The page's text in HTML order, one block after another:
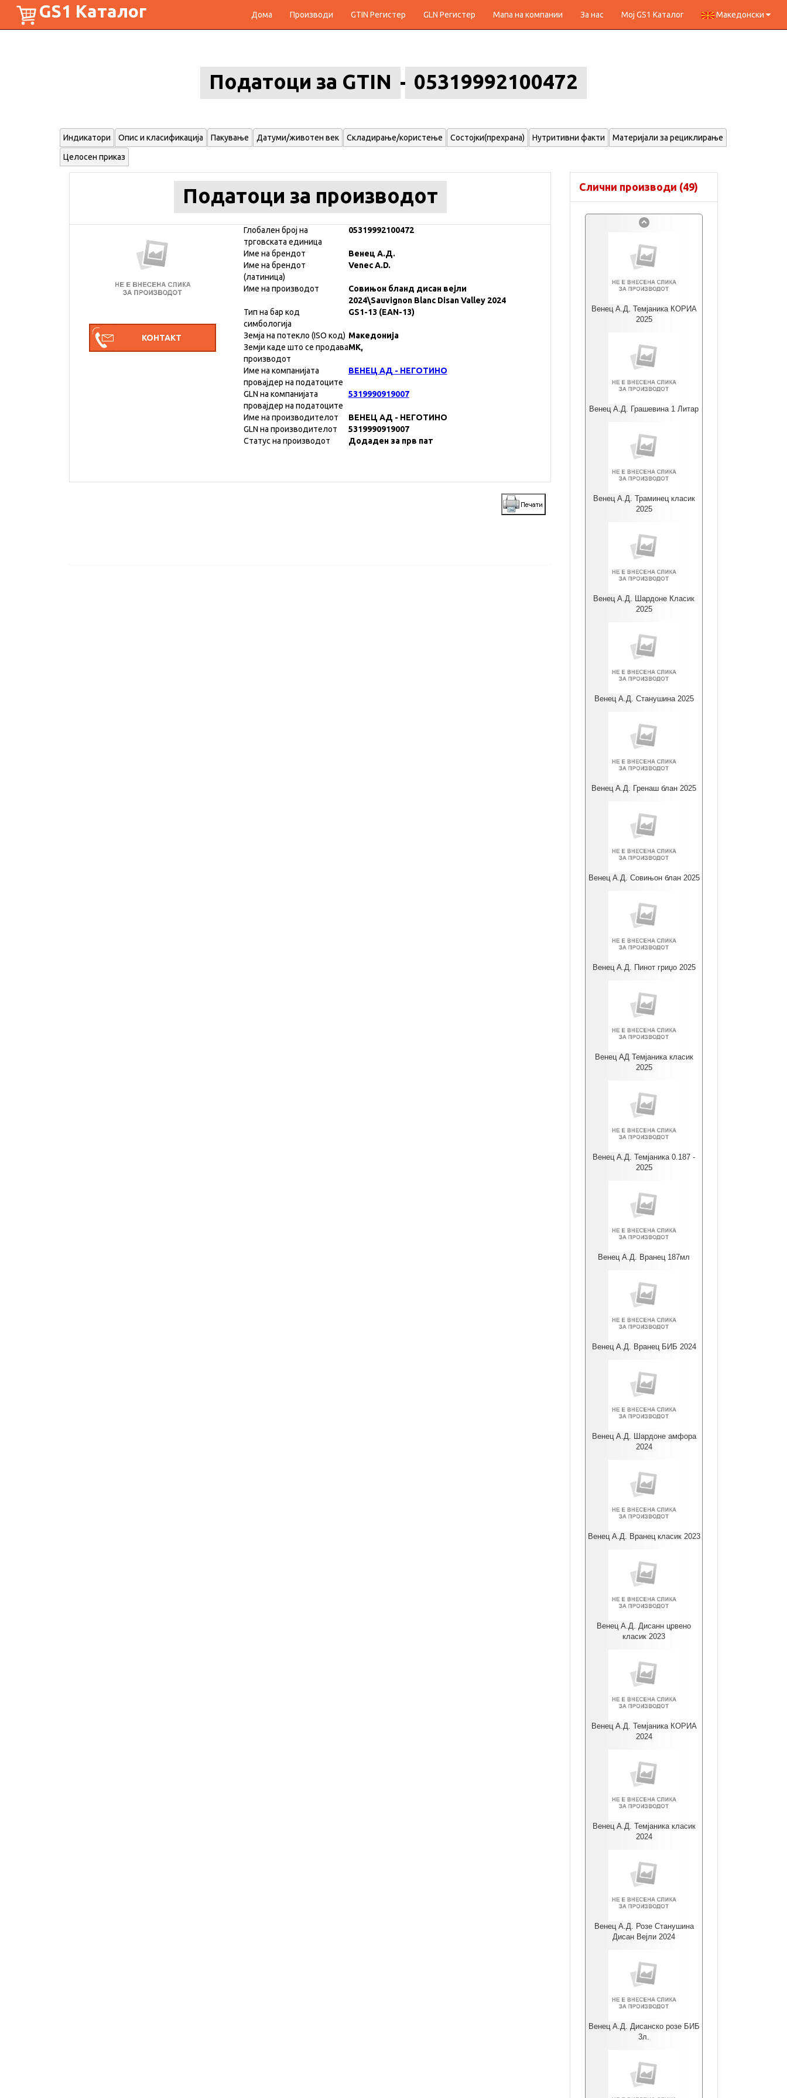
GS1 Каталог Дома Производи GTIN Регистер GLN Регистер Мапа на компании За нас Мој GS1 Каталог Македонски
Податоци за GTIN 05319992100472
Индикатори Опис и класификација Пакување Датуми/животен век Складирање/користење Состојки(прехрана) Нутритивни факти Материјали за рециклирање
Целосен приказ
Податоци за производот
Глобален број на
трговската единица
05319992100472
Име на брендот
Венец А.Д.
Име на брендот
(латиница)
Venec A.D.
Име на производот
Совињон бланд дисан вејли
2024\Sauvignon Blanc Disan Valley 2024
Тип на бар код
симбологија
GS1-13 (EAN-13)
Земја на потекло (ISO код) Македонија
Земји каде што се продава
производот
MK,
Име на компанијата
провајдер на податоците
ВЕНЕЦ АД - НЕГОТИНО
GLN на компанијата
провајдер на податоците
5319990919007
Име на производителот
ВЕНЕЦ АД - НЕГОТИНО
GLN на производителот
5319990919007
Статус на производот
Додаден за прв пат
Слични производи (49)
Венец А.Д. Темјаника КОРИА
2025
Венец А.Д. Грашевина 1 Литар
Венец А.Д. Траминец класик
2025
Венец А.Д. Шардоне Класик
2025
Венец А.Д. Станушина 2025
Венец А.Д. Гренаш блан 2025
Венец А.Д. Совињон блан 2025
Венец А.Д. Пинот гриџо 2025
Венец АД Темјаника класик
2025
Венец А.Д. Темјаника 0.187 -
2025
Венец А.Д. Вранец 187мл
Венец А.Д. Вранец БИБ 2024
Венец А.Д. Шардоне амфора
2024
Венец А.Д. Вранец класик 2023
Венец А.Д. Дисанн црвено
класик 2023
Венец А.Д. Темјаника КОРИА
2024
Венец А.Д. Темјаника класик
2024
Венец А.Д. Розе Станушина
Дисан Вејли 2024
Венец А.Д. Дисанско розе БИБ
3л.